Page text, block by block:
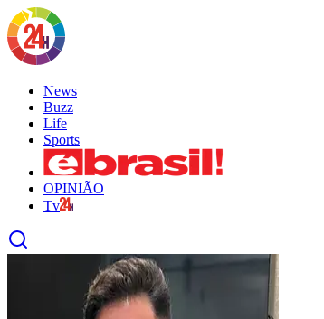
News
Buzz
Life
Sports
OPINIÃO
Tv